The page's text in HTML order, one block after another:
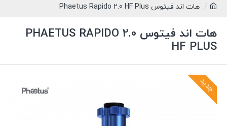
هات اند فیتوس Phaetus Rapido 2.0 HF Plus
هات اند فیتوس PHAETUS RAPIDO 2.0
HF PLUS
جدید